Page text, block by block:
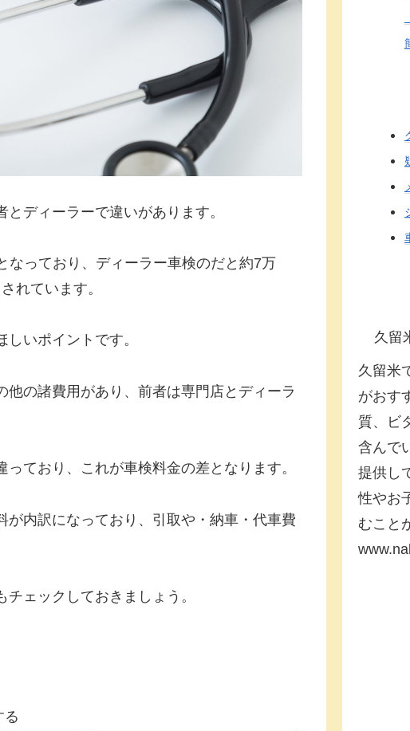
ディーラーで違いがあります。
なっており、ディーラー車検のだと約7万
れています。
いポイントです。
の諸費用があり、前者は専門店とディーラ
ており、これが車検料金の差となります。
内訳になっており、引取や・納車・代車費
ェックしておきましょう。
る
久留
久留米
がおす
質、ビ
含んで
提供し
性やお
むこと